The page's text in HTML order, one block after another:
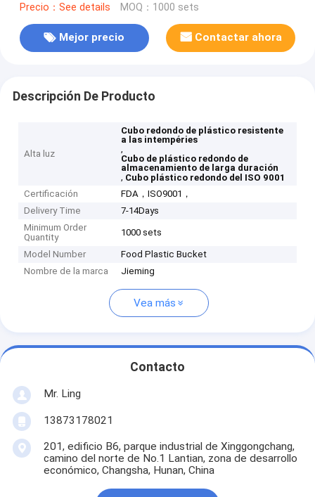
Precio：See details MOQ：1000 sets
Mejor precio Contactar ahora
Descripción De Producto
Alta luz
Cubo redondo de plástico resistente
a las intempéries
,
Cubo de plástico redondo de
almacenamiento de larga duración
, Cubo plástico redondo del ISO 9001
Certificación
FDA，ISO9001，
Delivery Time
7-14Days
Minimum Order
Quantity
1000 sets
Model Number
Food Plastic Bucket
Nombre de la marca
Jieming
Vea más
Contacto
Mr. Ling
13873178021
201, edificio B6, parque industrial de Xinggongchang,
camino del norte de No.1 Lantian, zona de desarrollo
económico, Changsha, Hunan, China